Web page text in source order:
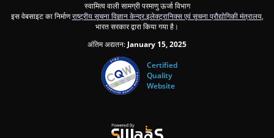
स्वामित्व वाली सामग्री परमाणु ऊर्जा विभाग
इस वेबसाइट का निर्माणराष्ट्रीय सूचना विज्ञान केन्द्र,इलेक्ट्रानिक्स एवं सूचना प्रौद्योगिकी मंत्रालय,
भारत सरकार द्वारा किया गया है।
अंतिम अद्यतन: January 15, 2025
Certified
Quality
Website